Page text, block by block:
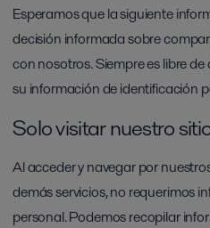
Esperamos que la siguiente
decisión informada sobre
con nosotros. Siempre es libre
su información de identificación
Solo visitar nuestro
Al acceder y navegar por
demás servicios, no requerimos
personal. Podemos recopilar